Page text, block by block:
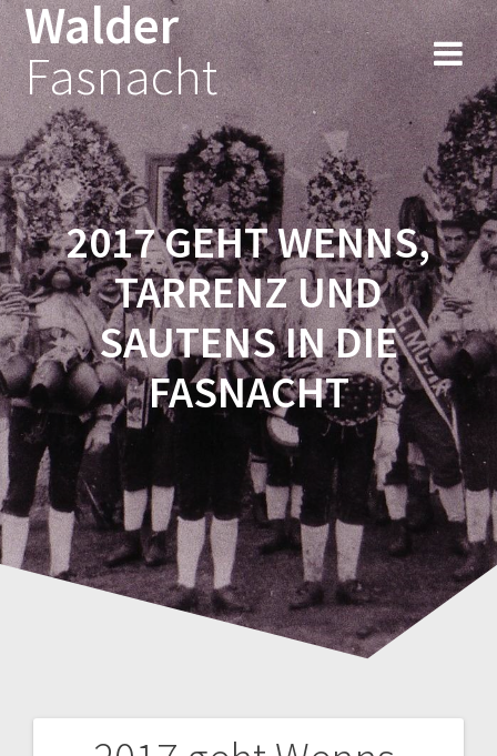
Walder
Fasnacht
2017 GEHT WENNS,
TARRENZ UND
SAUTENS IN DIE
FASNACHT